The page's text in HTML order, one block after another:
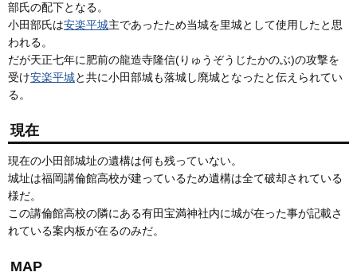
部氏の配下となる。
小田部氏は安楽平城主であったため当城を里城として使用したと思
われる。
だが天正七年に肥前の龍造寺隆信(りゅうぞうじたかのぶ)の攻撃を
受け安楽平城と共に小田部城も落城し廃城となったと伝えられてい
る。
現在
現在の小田部城址の遺構は何も残っていない。
城址は福岡講倫館高校が建っているため遺構は全て破却されている
様だ。
この講倫館高校の隣にある有田宝満神社内に城が在った事が記載さ
れている案内板が在るのみだ。
MAP